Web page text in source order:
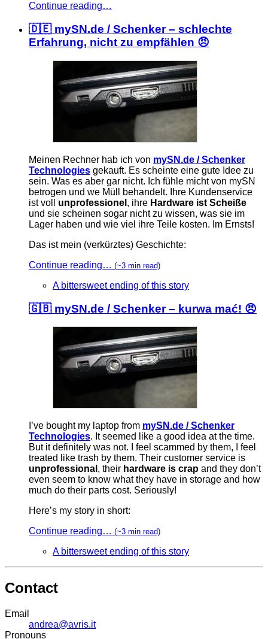
Continue reading…
🇩🇪 mySN.de / Schenker – schlechte
Erfahrung, nicht zu empfählen 😠
Meinen Rechner hab ich von mySN.de / Schenker
Technologies gekauft. Es scheinte eine gute Idee zu
sein. Was es aber gar nicht. Ich fühle micht von mySN
betrogen und we Müll behandelt. Ihre Kundenservice
ist voll unprofessionel , ihre Hardware ist Scheiße
und sie scheinen sogar nicht zu wissen, was sie im
Lager haben und wie viel ihre Teile kosten. Im Ernsts!
Das ist mein (verkürztes) Geschichte:
Continue reading… (~3 min read)
A bittersweet ending of this story
🇬🇧 mySN.de / Schenker – kurwa mać! 😠
I’ve bought my laptop from mySN.de / Schenker
Technologies. It seemed like a good idea at the time.
But it definitely was not. I feel scammed by them, I feel
treated like trash by them. Their customer service is
unprofessional , their hardware is crap and they don’t
even seem to know what they have in storage and how
much do their parts cost. Seriously!
Here’s my story in short:
Continue reading… (~3 min read)
A bittersweet ending of this story
Contact
Email
andrea@avris.it
Pronouns